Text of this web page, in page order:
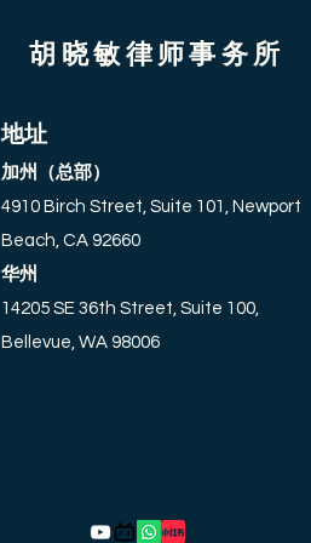
胡晓敏律师事务所
地址
加州（总部）
4910 Birch Street, Suite 101, Newport
Beach, CA 92660
华州
14205 SE 36th Street, Suite 100,
Bellevue, WA 98006